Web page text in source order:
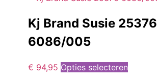
Kj Brand Susie 25376
6086/005
€ 94,95 Opties selecteren